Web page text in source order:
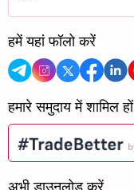
हमें यहां फॉलो करें
हमारे समुदाय में शामिल हों